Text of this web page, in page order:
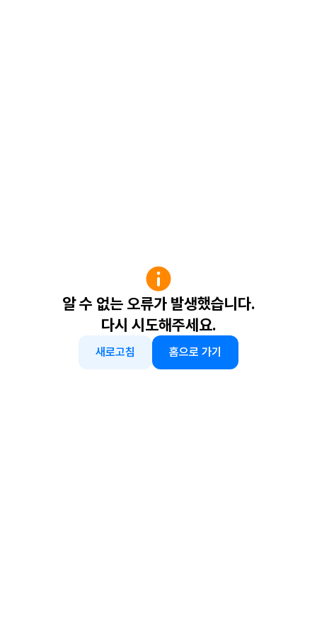
알 수 없는 오류가 발생했습니다.
다시 시도해주세요.
새로고침 홈으로 가기